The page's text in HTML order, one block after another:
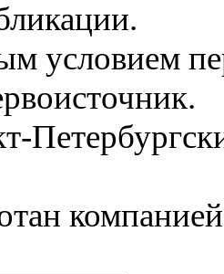
условием